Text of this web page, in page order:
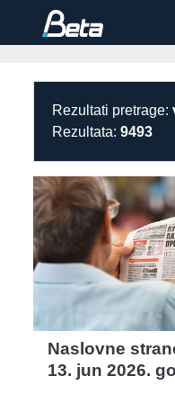
Rezultati pretrage:
Rezultata: 9493
Naslovne
13. jun 2026.